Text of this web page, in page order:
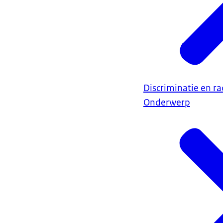
Discriminatie en
Onderwerp